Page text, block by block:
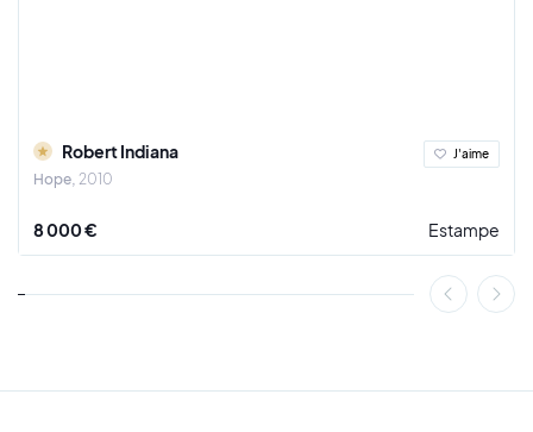
Robert Indiana
Hope 2010
J'aime
8 000 € Estampe